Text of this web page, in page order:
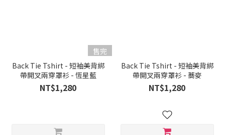
售完
Back Tie Tshirt - 短袖美背綁
帶開叉兩穿罩衫 - 恆星藍
NT$1,280
Back Tie Tshirt - 短袖美背綁
帶開叉兩穿罩衫 - 蕎麥
NT$1,280